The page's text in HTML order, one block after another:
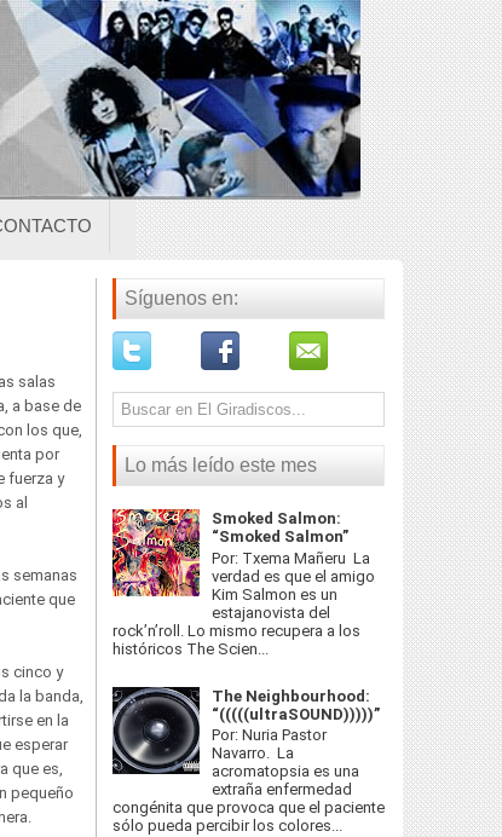
salas
a base de
los que,
por
fuerza y
al
semanas
que
cinco y
la banda,
en la
esperar
que es,
pequeño
Síguenos en:
Lo más leído este mes
Smoked Salmon:
“Smoked Salmon”
Por: Txema Mañeru La
verdad es que el amigo
Kim Salmon es un
estajanovista del
rock’n’roll. Lo mismo recupera a los
históricos The Scien...
The Neighbourhood:
“(((((ultraSOUND)))))”
Por: Nuria Pastor
Navarro. La
acromatopsia es una
extraña enfermedad
congénita que provoca que el paciente
sólo pueda percibir los colores...